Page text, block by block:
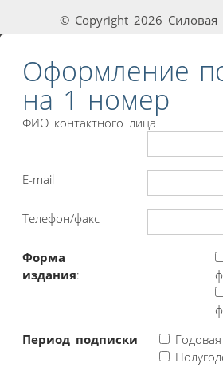
© Copyright 2026 Силовая
Оформление
на 1 номер
ФИО контактного лица
E-mail
Телефон/факс
Форма
издания:
Период подписки